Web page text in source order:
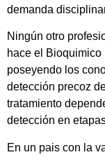
demanda
Ningún otro
hace el
poseyendo los
detección precoz
tratamiento
detección en
En un pais con la